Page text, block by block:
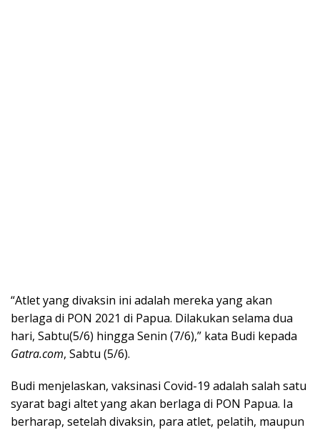
“Atlet yang divaksin ini adalah mereka yang akan
berlaga di PON 2021 di Papua. Dilakukan selama dua
hari, Sabtu(5/6) hingga Senin (7/6),” kata Budi kepada
Gatra.com, Sabtu (5/6).
Budi menjelaskan, vaksinasi Covid-19 adalah salah satu
syarat bagi altet yang akan berlaga di PON Papua. Ia
berharap, setelah divaksin, para atlet, pelatih, maupun